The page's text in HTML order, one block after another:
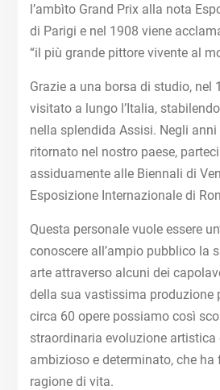
l’ambìto Grand Prix alla nota
di Parigi e nel 1908 viene
“il più grande pittore vivente al
Grazie a una borsa di studio, nel
visitato a lungo l’Italia,
nella splendida Assisi. Negli anni
ritornato nel nostro paese,
assiduamente alle Biennali di
Esposizione Internazionale di
Questa personale vuole essere
conoscere all’ampio pubblico la
arte attraverso alcuni dei
della sua vastissima produzione
circa 60 opere possiamo così
straordinaria evoluzione
ambizioso e determinato, che ha
ragione di vita.